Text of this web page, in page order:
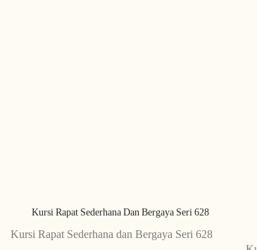
Kursi Rapat Sederhana Dan Bergaya Seri 628
Kursi Rapat Sederhana dan Bergaya Seri 628